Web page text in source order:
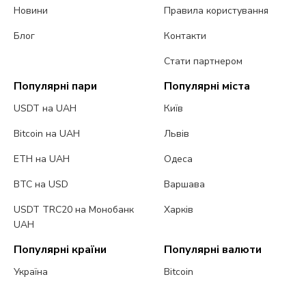
Новини
Блог
Правила користування
Контакти
Стати партнером
Популярні пари
USDT на UAH
Bitcoin на UAH
ETH на UAH
BTC на USD
USDT TRC20 на Монобанк
UAH
Популярні міста
Київ
Львів
Одеса
Варшава
Харків
Популярні країни
Україна
Популярні валюти
Bitcoin